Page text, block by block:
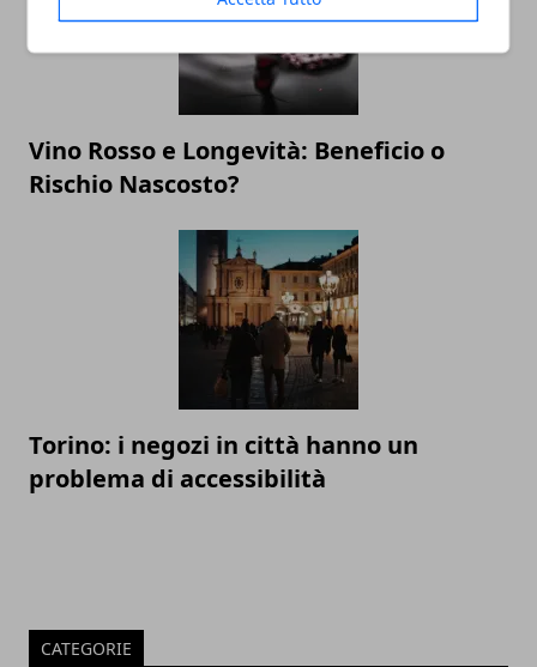
Vino Rosso e Longevità: Beneficio o
Rischio Nascosto?
Torino: i negozi in città hanno un
problema di accessibilità
CATEGORIE